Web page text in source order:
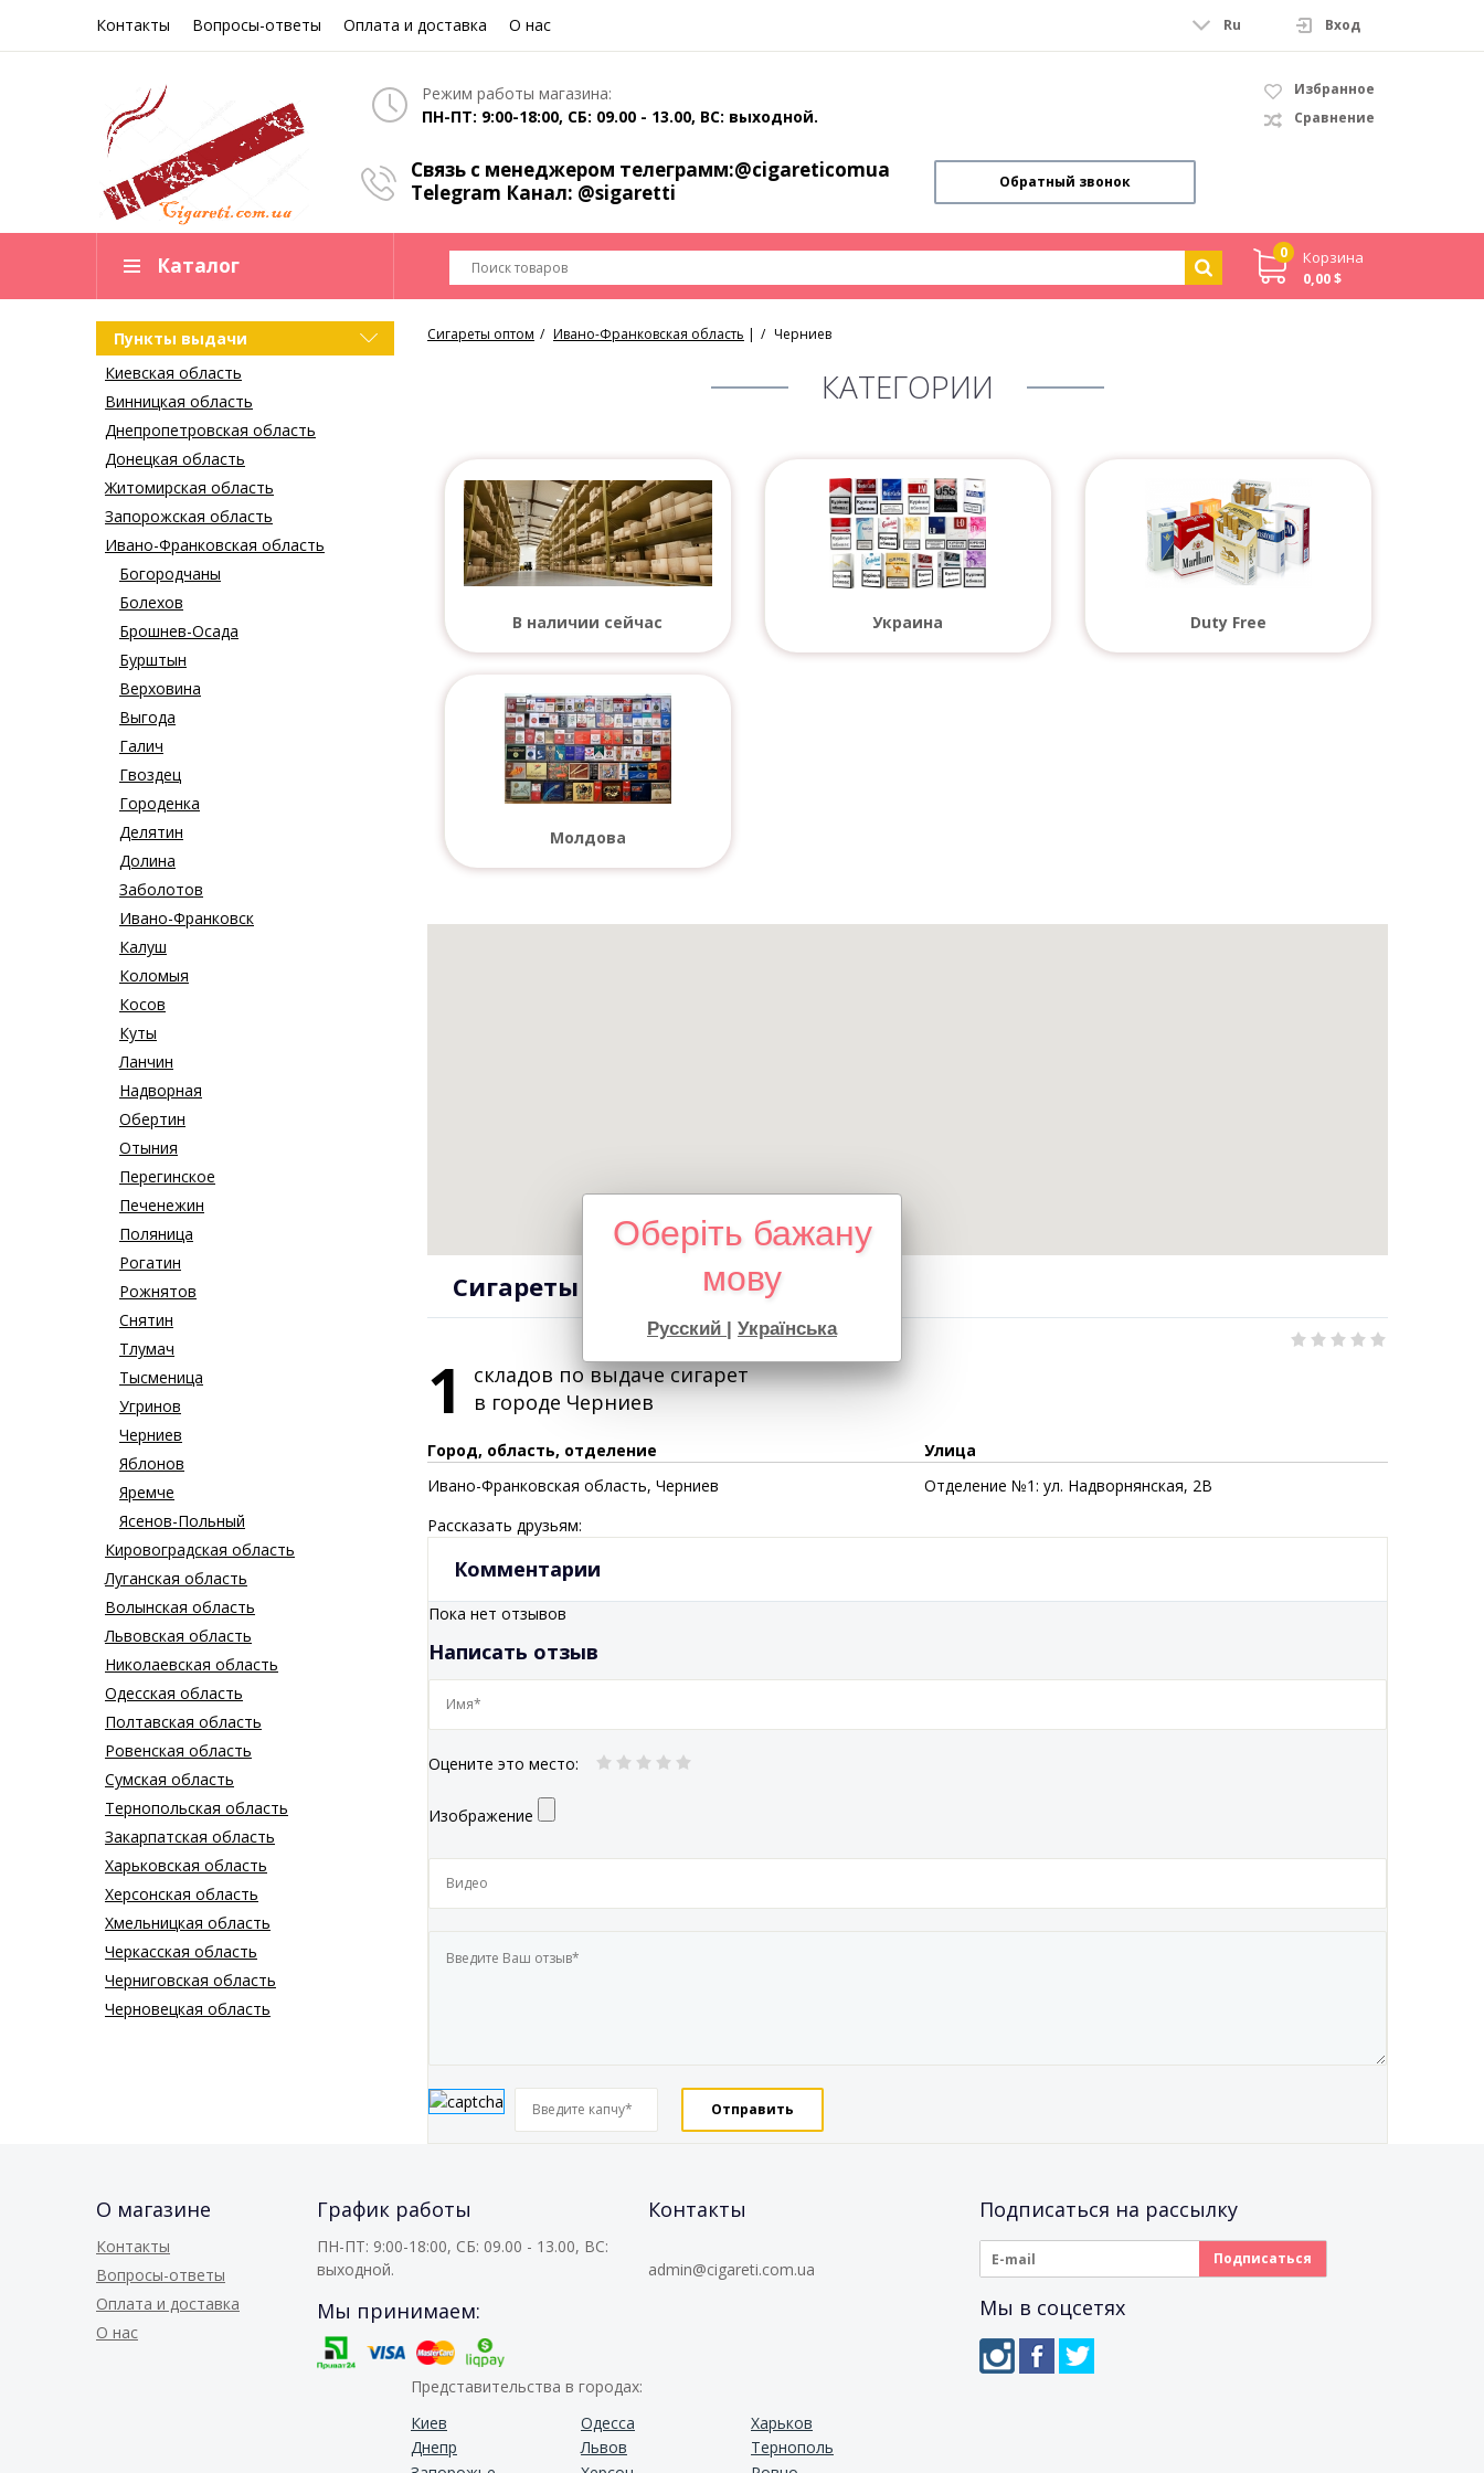
Оберіть бажану
мову
Русский | Українська
Контакты Вопросы-ответы Оплата и доставка О нас Ru Вход
Избранное
Сравнение
Режим работы магазина:
ПН-ПТ: 9:00-18:00, СБ: 09.00 - 13.00, ВС: выходной.
Связь с менеджером телеграмм:@cigareticomua
Telegram Канал: @sigaretti Обратный звонок
0
Корзина
0,00 $
Каталог
Пункты выдачи
Киевская область
Винницкая область
Днепропетровская область
Донецкая область
Житомирская область
Запорожская область
Ивано-Франковская область
Богородчаны
Болехов
Брошнев-Осада
Бурштын
Верховина
Выгода
Галич
Гвоздец
Городенка
Делятин
Долина
Заболотов
Ивано-Франковск
Калуш
Коломыя
Косов
Куты
Ланчин
Надворная
Обертин
Отыния
Перегинское
Печенежин
Поляница
Рогатин
Рожнятов
Снятин
Тлумач
Тысменица
Угринов
Черниев
Яблонов
Яремче
Ясенов-Польный
Кировоградская область
Луганская область
Волынская область
Львовская область
Николаевская область
Одесская область
Полтавская область
Ровенская область
Сумская область
Тернопольская область
Закарпатская область
Харьковская область
Херсонская область
Хмельницкая область
Черкасская область
Черниговская область
Черновецкая область
Сигареты оптом Ивано-Франковская область | Черниев
КАТЕГОРИИ
В наличии сейчас Украина Duty Free
Молдова
Сигареты оптом в городе Черниев
1
складов по выдаче сигарет
в городе Черниев
Город, область, отделение
Улица
Ивано-Франковская область, Черниев
Отделение №1: ул. Надворнянская, 2В
Рассказать друзьям:
Комментарии
Пока нет отзывов
Написать отзыв
Оцените это место:
Изображение
О магазине
Контакты
Вопросы-ответы
Оплата и доставка
О нас
График работы
ПН-ПТ: 9:00-18:00, СБ: 09.00 - 13.00, ВС:
выходной.
Мы принимаем:
Контакты
admin@cigareti.com.ua
Подписаться на рассылку
Мы в соцсетях
Представительства в городах:
Киев
Одесса
Харьков
Днепр
Львов
Тернополь